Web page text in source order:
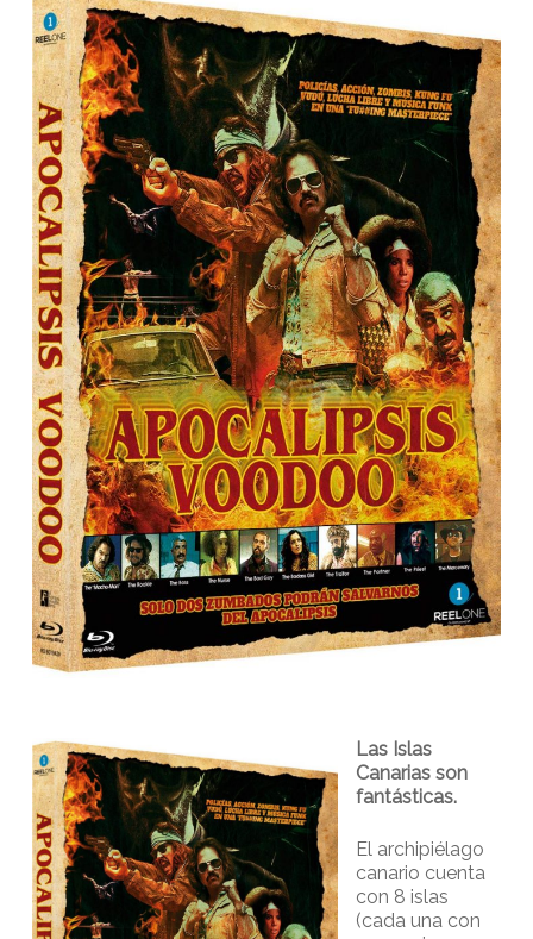
Las Islas
Canarias son
fantásticas.
El archipiélago
canario cuenta
con 8 islas
(cada una con